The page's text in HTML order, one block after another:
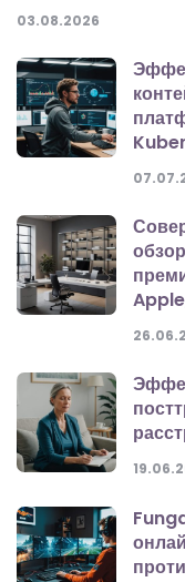
03.08.2026